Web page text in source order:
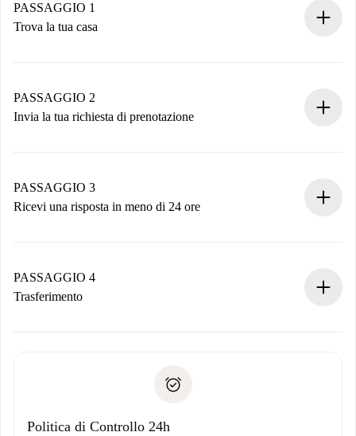
PASSAGGIO 1
Trova la tua casa
Hai tutte le informazioni necessarie in anticipo.
PASSAGGIO 2
Invia la tua richiesta di prenotazione
non accetta.
PASSAGGIO 3
Ricevi una risposta in meno di 24 ore
contatto con il proprietario.
Se rifiutata: non ti addebiteremo nulla e ti proporremo
Domiciliazione del pagamento
PASSAGGIO 4
Trasferimento
solo se non segnali problemi.
Politica di Controllo 24h